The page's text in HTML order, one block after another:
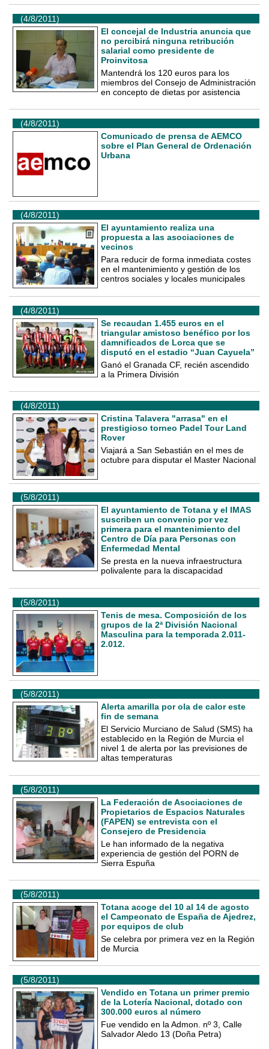
(4/8/2011)
El concejal de Industria anuncia que
no percibirá ninguna retribución
salarial como presidente de
Proinvitosa
Mantendrá los 120 euros para los
miembros del Consejo de Administración
en concepto de dietas por asistencia
(4/8/2011)
Comunicado de prensa de AEMCO
sobre el Plan General de Ordenación
Urbana
(4/8/2011)
El ayuntamiento realiza una
propuesta a las asociaciones de
vecinos
Para reducir de forma inmediata costes
en el mantenimiento y gestión de los
centros sociales y locales municipales
(4/8/2011)
Se recaudan 1.455 euros en el
triangular amistoso benéfico por los
damnificados de Lorca que se
disputó en el estadio “Juan Cayuela”
Ganó el Granada CF, recién ascendido
a la Primera División
(4/8/2011)
Cristina Talavera "arrasa" en el
prestigioso torneo Padel Tour Land
Rover
Viajará a San Sebastián en el mes de
octubre para disputar el Master Nacional
(5/8/2011)
El ayuntamiento de Totana y el IMAS
suscriben un convenio por vez
primera para el mantenimiento del
Centro de Día para Personas con
Enfermedad Mental
Se presta en la nueva infraestructura
polivalente para la discapacidad
(5/8/2011)
Tenis de mesa. Composición de los
grupos de la 2ª División Nacional
Masculina para la temporada 2.011-
2.012.
(5/8/2011)
Alerta amarilla por ola de calor este
fin de semana
El Servicio Murciano de Salud (SMS) ha
establecido en la Región de Murcia el
nivel 1 de alerta por las previsiones de
altas temperaturas
(5/8/2011)
La Federación de Asociaciones de
Propietarios de Espacios Naturales
(FAPEN) se entrevista con el
Consejero de Presidencia
Le han informado de la negativa
experiencia de gestión del PORN de
Sierra Espuña
(5/8/2011)
Totana acoge del 10 al 14 de agosto
el Campeonato de España de Ajedrez,
por equipos de club
Se celebra por primera vez en la Región
de Murcia
(5/8/2011)
Vendido en Totana un primer premio
de la Lotería Nacional, dotado con
300.000 euros al número
Fue vendido en la Admon. nº 3, Calle
Salvador Aledo 13 (Doña Petra)